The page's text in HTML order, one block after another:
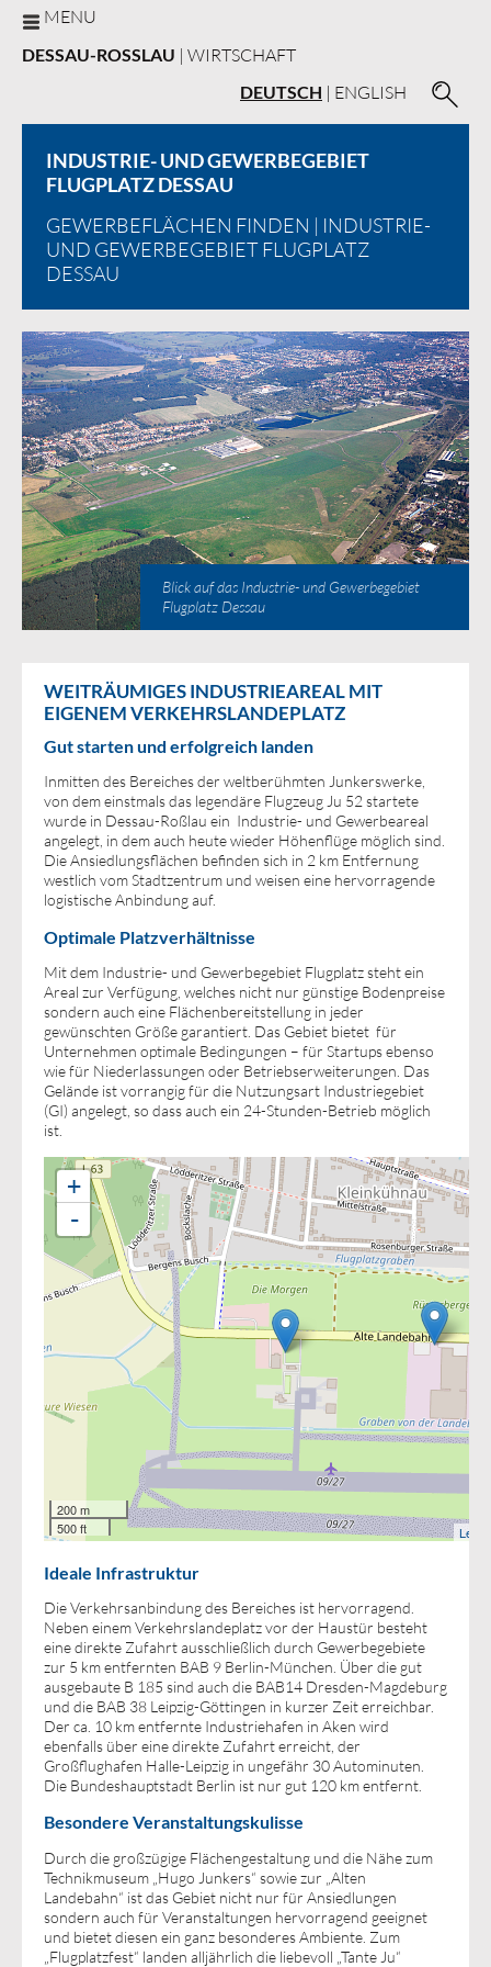
MENU
DESSAU-ROSSLAU | WIRTSCHAFT
DEUTSCH | ENGLISH
INDUSTRIE- UND GEWERBEGEBIET
FLUGPLATZ DESSAU
GEWERBEFLÄCHEN FINDEN | INDUSTRIE-
UND GEWERBEGEBIET FLUGPLATZ
DESSAU
Blick auf das Industrie- und Gewerbegebiet
Flugplatz Dessau
WEITRÄUMIGES INDUSTRIEAREAL MIT
EIGENEM VERKEHRSLANDEPLATZ
Gut starten und erfolgreich landen
Inmitten des Bereiches der weltberühmten Junkerswerke,
von dem einstmals das legendäre Flugzeug Ju 52 startete
wurde in Dessau-Roßlau ein Industrie- und Gewerbeareal
angelegt, in dem auch heute wieder Höhenflüge möglich sind.
Die Ansiedlungsflächen befinden sich in 2 km Entfernung
westlich vom Stadtzentrum und weisen eine hervorragende
logistische Anbindung auf.
Optimale Platzverhältnisse
Mit dem Industrie- und Gewerbegebiet Flugplatz steht ein
Areal zur Verfügung, welches nicht nur günstige Bodenpreise
sondern auch eine Flächenbereitstellung in jeder
gewünschten Größe garantiert. Das Gebiet bietet für
Unternehmen optimale Bedingungen – für Startups ebenso
wie für Niederlassungen oder Betriebserweiterungen. Das
Gelände ist vorrangig für die Nutzungsart Industriegebiet
(GI) angelegt, so dass auch ein 24-Stunden-Betrieb möglich
ist.
+
-
200 m
500 ft
Ideale Infrastruktur
Die Verkehrsanbindung des Bereiches ist hervorragend.
Neben einem Verkehrslandeplatz vor der Haustür besteht
eine direkte Zufahrt ausschließlich durch Gewerbegebiete
zur 5 km entfernten BAB 9 Berlin-München. Über die gut
ausgebaute B 185 sind auch die BAB14 Dresden-Magdeburg
und die BAB 38 Leipzig-Göttingen in kurzer Zeit erreichbar.
Der ca. 10 km entfernte Industriehafen in Aken wird
ebenfalls über eine direkte Zufahrt erreicht, der
Großflughafen Halle-Leipzig in ungefähr 30 Autominuten.
Die Bundeshauptstadt Berlin ist nur gut 120 km entfernt.
Besondere Veranstaltungskulisse
Durch die großzügige Flächengestaltung und die Nähe zum
Technikmuseum „Hugo Junkers“ sowie zur „Alten
Landebahn“ ist das Gebiet nicht nur für Ansiedlungen
sondern auch für Veranstaltungen hervorragend geeignet
und bietet diesen ein ganz besonderes Ambiente. Zum
„Flugplatzfest“ landen alljährlich die liebevoll „Tante Ju“